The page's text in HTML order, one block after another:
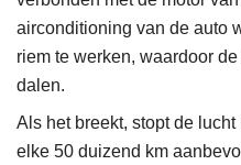
airconditioning van de auto
riem te werken, waardoor
dalen.
Als het breekt, stopt de
elke 50 duizend km